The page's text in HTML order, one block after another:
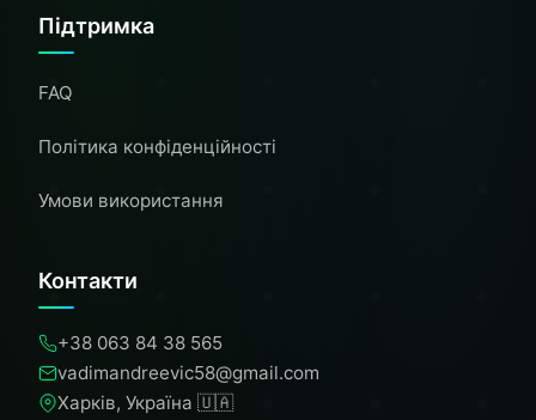
Підтримка
FAQ
Політика конфіденційності
Умови використання
Контакти
+38 063 84 38 565
vadimandreevic58@gmail.com
Харків, Україна 🇺🇦